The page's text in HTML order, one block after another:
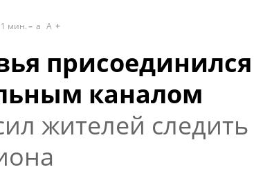
1 мин. a A
присоединился
каналом
жителей следить